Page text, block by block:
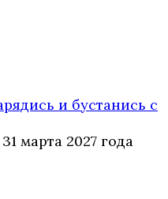
и бустанись с
марта 2027 года